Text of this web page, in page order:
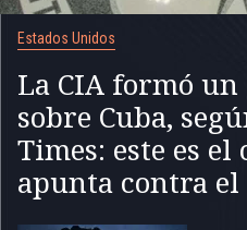
Estados Unidos
La CIA formó
sobre Cuba,
Times: este es
apunta contra